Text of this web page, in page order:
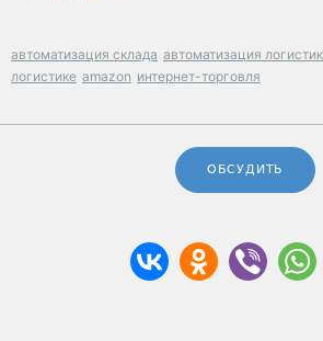
автоматизация склада автоматизация
логистике amazon интернет-торговля
ОБСУДИТЬ